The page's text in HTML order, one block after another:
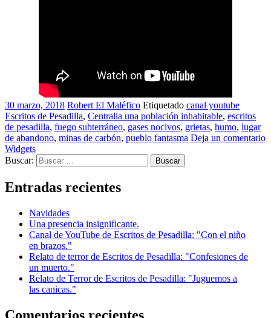
30 marzo, 2018 Robert El Maléfico Etiquetado canal youtube
Escritos de Pesadilla, Centralia una población inhabitable, escritos
de pesadilla, fuego subterráneo, gases nocivos, grietas, humo, lugar
de abandono, minas de carbón, pueblo fantasma Deja un comentario
Widgets
Buscar:
Entradas recientes
Navidades
Una presencia insignificante.
Canal de YouTube de Escritos de Pesadilla: "Con el niño
en brazos."
Relato de terror de Escritos de Pesadilla: "Confesiones de
un muerto."
Relato de Terror de Escritos de Pesadilla: "Juguemos a
las canicas."